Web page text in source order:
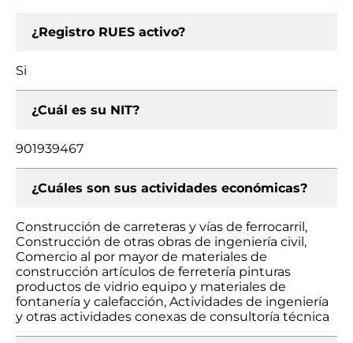
¿Registro RUES activo?
Si
¿Cuál es su NIT?
901939467
¿Cuáles son sus actividades económicas?
Construcción de carreteras y vías de ferrocarril,
Construcción de otras obras de ingeniería civil,
Comercio al por mayor de materiales de
construcción artículos de ferretería pinturas
productos de vidrio equipo y materiales de
fontanería y calefacción, Actividades de ingeniería
y otras actividades conexas de consultoría técnica